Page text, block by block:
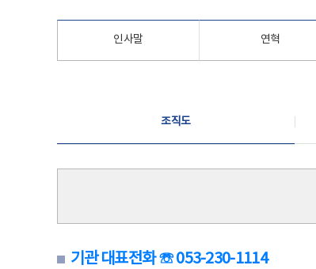
인사말 연혁
조직도
기관 대표전화 ☏ 053-230-1114